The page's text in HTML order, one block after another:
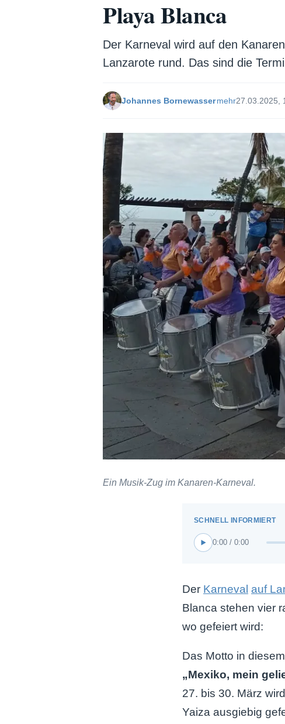
Playa Blanca
Der Karneval wird auf den
Lanzarote rund. Das sind die
Johannes Bornewassermehr27.03.2025,
Ein Musik-Zug im Kanaren-Karneval.
0:00 / 0:00
Der Karneval auf
Blanca stehen vier
wo gefeiert wird:
Das Motto in
„Mexiko, mein
27. bis 30. März
Yaiza ausgiebig